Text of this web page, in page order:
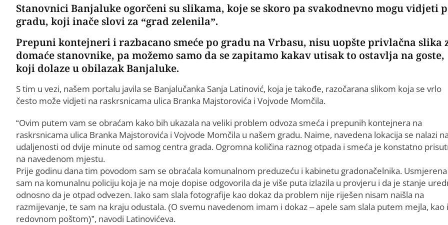
Stanovnici Banjaluke ogorčeni su slikama, koje se skoro pa svakodnevno mogu vidjeti
gradu, koji inače slovi za “grad zelenila”.
Prepuni kontejneri i razbacano smeće po gradu na Vrbasu, nisu uopšte privlačna slika
domaće stanovnike, pa možemo samo da se zapitamo kakav utisak to ostavlja na goste,
koji dolaze u obilazak Banjaluke.
S tim u vezi, našem portalu javila se Banjalučanka Sanja Latinović, koja je takođe, razočarana slikom koja se vrlo
često može vidjeti na raskrsnicama ulica Branka Majstorovića i Vojvode Momčila.
“Ovim putem vam se obraćam kako bih ukazala na veliki problem odvoza smeća i prepunih kontejnera na
raskrsnicama ulica Branka Majstorovića i Vojvode Momčila u našem gradu. Naime, navedena lokacija se nalazi na
udaljenosti od dvije minute od samog centra grada. Ogromna količina raznog otpada i smeća je konstatno
na navedenom mjestu.
Prije godinu dana tim povodom sam se obraćala komunalnom preduzeću i kabinetu gradonačelnika. Usmjerena
sam na komunalnu policiju koja je na moje dopise odgovorila da je više puta izlazila u provjeru i da je stanje
odnosno da je otpad odvezen. Iako sam slala fotografije kao dokaz da problem nije riješen nisam naišla na
razmijevanje, te sam na kraju odustala. (O svemu navedenom imam i dokaz – apele sam slala putem mejla, kao i
redovnom poštom)”, navodi Latinovićeva.